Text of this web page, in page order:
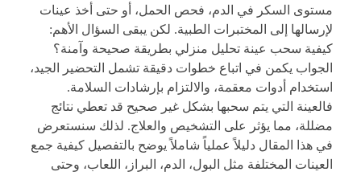
مستوى السكر في الدم، فحص الحمل، أو حتى أخذ عينات
لإرسالها إلى المختبرات الطبية. لكن يبقى السؤال الأهم:
كيفية سحب عينة تحليل منزلي بطريقة صحيحة وآمنة؟
الجواب يكمن في اتباع خطوات دقيقة تشمل التحضير الجيد،
استخدام أدوات معقمة، والالتزام بإرشادات السلامة.
فالعينة التي يتم سحبها بشكل غير صحيح قد تعطي نتائج
مضللة، مما يؤثر على التشخيص والعلاج. لذلك سنستعرض
في هذا المقال دليلاً عملياً شاملاً يوضح بالتفصيل كيفية جمع
العينات المختلفة مثل البول، الدم، البراز، اللعاب، وحتى